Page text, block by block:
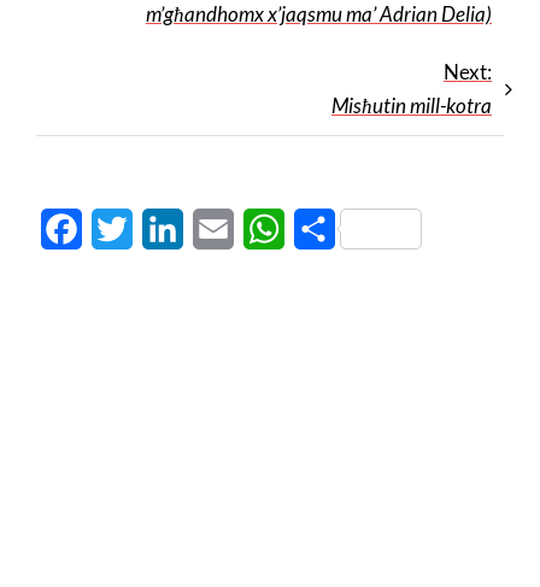
m’għandhomx x’jaqsmu ma’ Adrian Delia)
Next:
Misħutin mill-kotra
FacebookTwitter LinkedInEmail WhatsApp
Share